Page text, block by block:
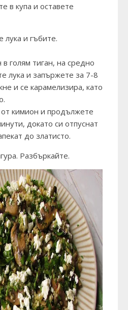
в купа и оставете
и гъбите.
голям тиган, на средно
лука и запържете за 7-8
и се карамелизира, като
кимион и продължете
докато си отпуснат
до златисто.
Разбъркайте.